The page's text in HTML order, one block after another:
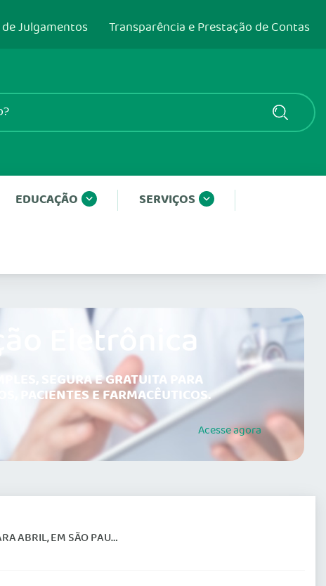
Julgamentos Transparência e Prestação de Contas
EDUCAÇÃO SERVIÇOS
Eletrônica
SEGURA E GRATUITA PARA
PACIENTES E FARMACÊUTICOS.
Acesseagora
ABRIL, EM SÃO PAULO